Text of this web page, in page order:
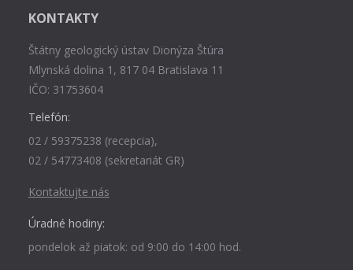
KONTAKTY
Štátny geologický ústav Dionýza Štúra
Mlynská dolina 1, 817 04 Bratislava 11
IČO: 31753604
Telefón:
02 / 59375238 (recepcia),
02 / 54773408 (sekretariát GR)
Kontaktujte nás
Úradné hodiny:
pondelok až piatok: od 9:00 do 14:00 hod.